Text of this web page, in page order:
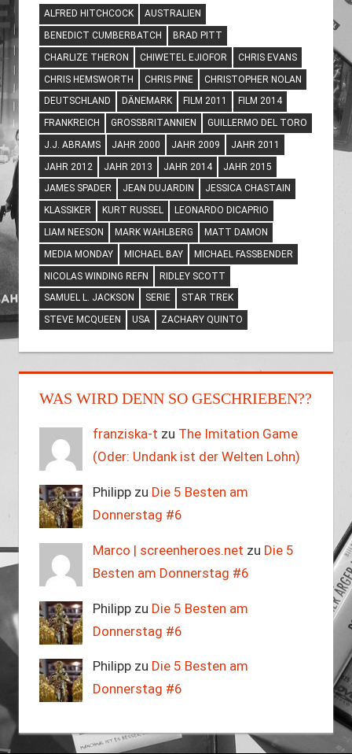
ALFRED HITCHCOCK
AUSTRALIEN
BENEDICT CUMBERBATCH
BRAD PITT
CHARLIZE THERON
CHIWETEL EJIOFOR
CHRIS EVANS
CHRIS HEMSWORTH
CHRIS PINE
CHRISTOPHER NOLAN
DEUTSCHLAND
DÄNEMARK FILM 2011
FILM 2014
FRANKREICH
GROSSBRITANNIEN
GUILLERMO DEL TORO
J.J. ABRAMS
JAHR 2000 JAHR 2009
JAHR 2011
JAHR 2012
JAHR 2013 JAHR 2014
JAHR 2015
JAMES SPADER
JEAN DUJARDIN
JESSICA CHASTAIN
KLASSIKER
KURT RUSSEL
LEONARDO DICAPRIO
LIAM NEESON
MARK WAHLBERG
MATT DAMON
MEDIA MONDAY
MICHAEL BAY
MICHAEL FASSBENDER
NICOLAS WINDING REFN
RIDLEY SCOTT
SAMUEL L. JACKSON
SERIE
STAR TREK
STEVE MCQUEEN
USA ZACHARY QUINTO
WAS WIRD DENN SO GESCHRIEBEN??
franziska-t zu The Imitation Game
(Oder: Undank ist der Welten Lohn)
Philipp zu Die 5 Besten am
Donnerstag #6
Marco | screenheroes.net zu Die 5
Besten am Donnerstag #6
Philipp zu Die 5 Besten am
Donnerstag #6
Philipp zu Die 5 Besten am
Donnerstag #6